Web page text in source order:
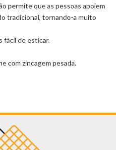
permite que as pessoas apoiem
tradicional, tornando-a muito
fácil de esticar.
com zincagem pesada.